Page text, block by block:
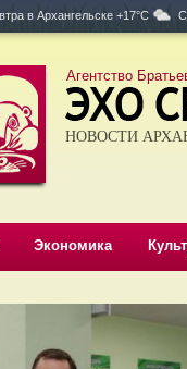
в Архангельске +17°C
Агентство
НОВОСТИ
Экономика